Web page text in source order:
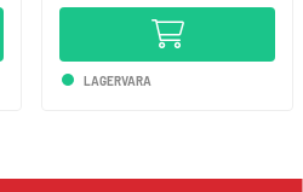
LAGERVARA